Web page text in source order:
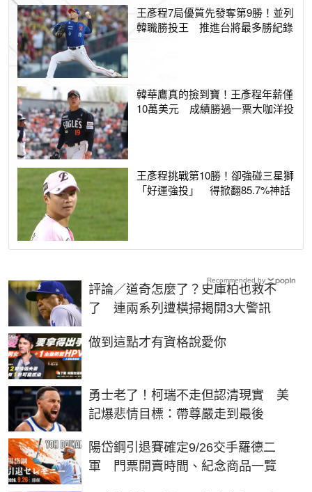
王彥程7局優質先發奪第9勝！並列
韓職勝投王 推進台將最多勝紀錄
韓華鷹真的撿到寶！王彥程年薪僅
10萬美元 成績勝過一票大咖洋投
王彥程挑戰第10勝！卻強碰三星獅
「好運強投」 得掀翻85.7%神話
評論／道奇怎麼了？史庫柏也救不
了 連兩系列遭橫掃揭開3大警訊
做到這點才有資格說愛你
PR
勇士老了！柯瑞不走但認清現實 美
記爆悲情目標：帶尊嚴走到最後
陽岱鋼引退賽確定9/26交手羅德二
軍 門票開賣時間、紀念商品一覽
Recommended by